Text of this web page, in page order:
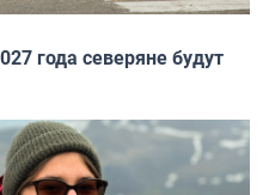
года северяне будут